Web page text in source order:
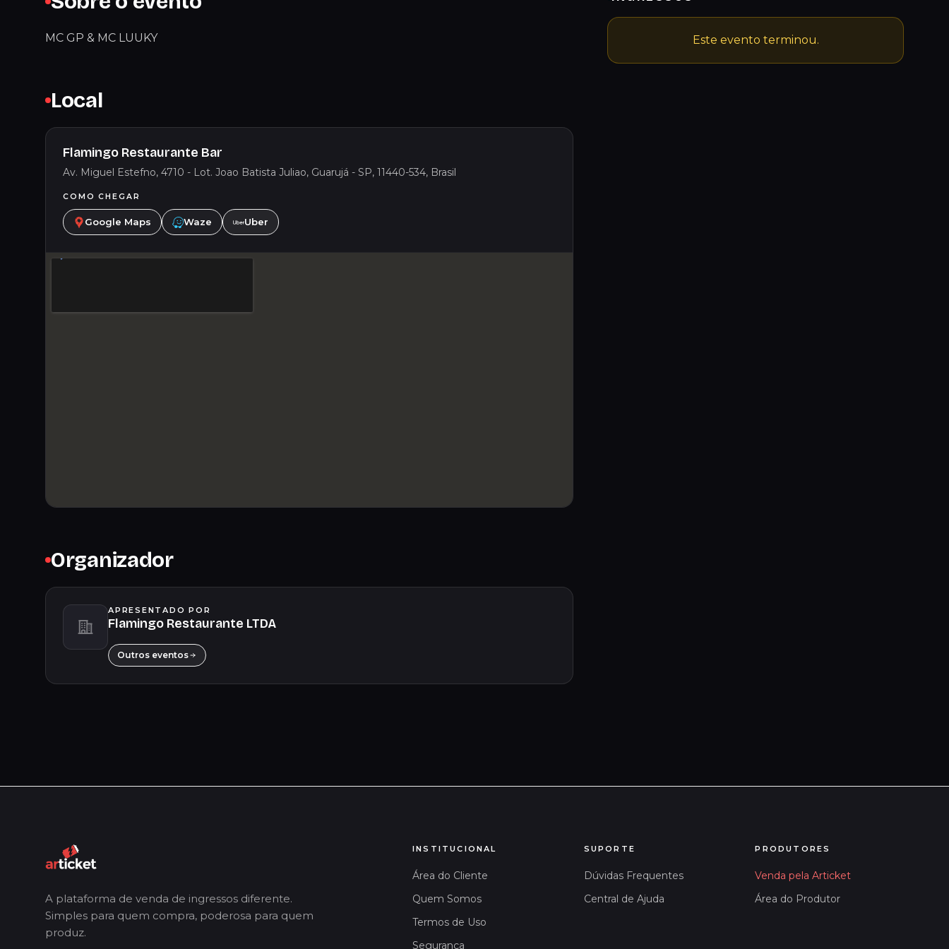
MC GP & MC LUUKY
Local
Flamingo Restaurante Bar
Av. Miguel Estefno, 4710 - Lot. Joao Batista Juliao, Guarujá - SP, 11440-534, Brasil
COMO CHEGAR
Google Maps Waze Uber
Organizador
APRESENTADO POR
Flamingo Restaurante LTDA
Outros eventos
Este evento terminou.
A plataforma de venda de ingressos diferente.
Simples para quem compra, poderosa para quem
produz.
INSTITUCIONAL
Área do Cliente
Quem Somos
Termos de Uso
Segurança
SUPORTE
Dúvidas Frequentes
Central de Ajuda
PRODUTORES
Venda pela Articket
Área do Produtor